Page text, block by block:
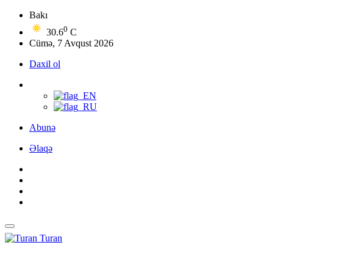
Bakı
30.60 C
Cümə, 7 Avqust 2026
Daxil ol
Abunə
Əlaqə
Turan